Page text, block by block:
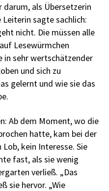
darum, als Übersetzerin
Leiterin sagte sachlich:
nicht. Die müssen alle
Lesewürmchen
in sehr wertschätzender
und sich zu
gelernt und wie sie das
Ab dem Moment, wo die
hatte, kam bei der
kein Interesse. Sie
fast, als sie wenig
verließ. „Das
sie hervor. „Wie